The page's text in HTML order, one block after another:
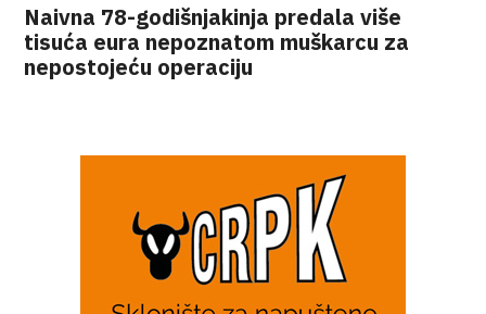
Naivna 78-godišnjakinja predala više
tisuća eura nepoznatom muškarcu za
nepostojeću operaciju